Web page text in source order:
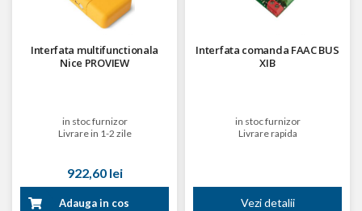
Interfata multifunctionala
Nice PROVIEW
in stoc furnizor
Livrare in 1-2 zile
922,60 lei
Adauga in cos
Interfata comanda FAAC BUS
XIB
in stoc furnizor
Livrare rapida
Vezi detalii